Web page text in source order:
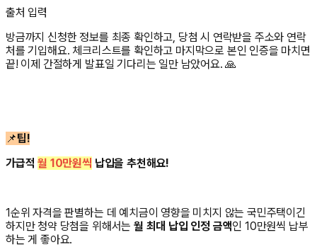
출처 입력
방금까지 신청한 정보를 최종 확인하고, 당첨 시 연락받을 주소와 연락
처를 기입해요. 체크리스트를 확인하고 마지막으로 본인 인증을 마치면
끝! 이제 간절하게 발표일 기다리는 일만 남았어요. 🙏
📌팁!
가급적월 10만원씩 납입을 추천해요!
1순위 자격을 판별하는 데 예치금이 영향을 미치지 않는 국민주택이긴
하지만 청약 당첨을 위해서는 월 최대 납입 인정 금액인 10만원씩 납부
하는 게 좋아요.